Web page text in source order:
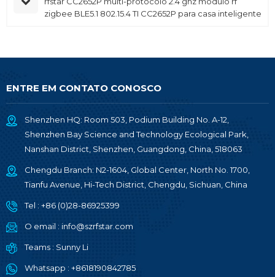
zigbee BLE5.1 802.15.4 TI CC2652P para casa inteligente
ENTRE EM CONTATO CONOSCO
Shenzhen HQ: Room 503, Podium Building No. A-12,
Shenzhen Bay Science and Technology Ecological Park,
Nanshan District, Shenzhen, Guangdong, China, 518063
Chengdu Branch: N2-1604, Global Center, North No. 1700,
Tianfu Avenue, Hi-Tech District, Chengdu, Sichuan, China
Tel : +86 (0)28-86925399
O email : info@szrfstar.com
Teams : Sunny Li
Whatsapp : +8618190842785